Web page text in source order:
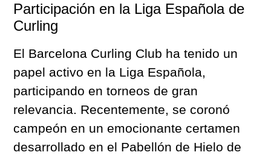
Participación en la Liga Española de
Curling
El Barcelona Curling Club ha tenido un
papel activo en la Liga Española,
participando en torneos de gran
relevancia. Recentemente, se coronó
campeón en un emocionante certamen
desarrollado en el Pabellón de Hielo de